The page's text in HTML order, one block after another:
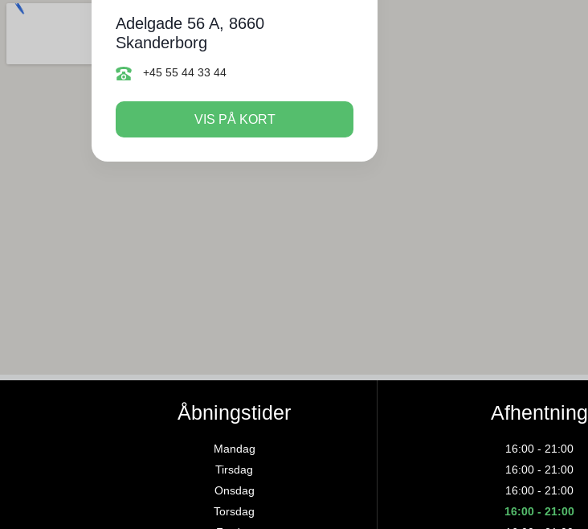
Adelgade 56 A, 8660
Skanderborg
+45 55 44 33 44
VIS PÅ KORT
Åbningstider
Mandag
Tirsdag
Onsdag
Torsdag
Afhentning
16:00 - 21:00
16:00 - 21:00
16:00 - 21:00
16:00 - 21:00